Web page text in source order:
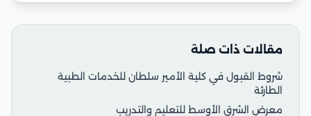
مقالات ذات صلة
شروط القبول في كلية الأمير سلطان للخدمات الطبية
الطارئة
معرض الشرق الأوسط للتعليم والتدريب